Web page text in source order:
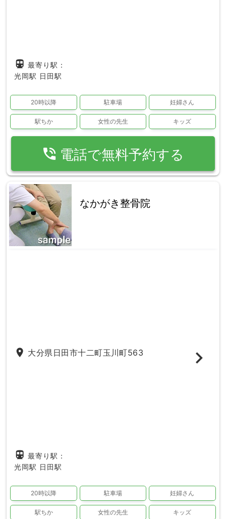
directions_subway 最寄り駅：
光岡駅 日田駅
20時以降 駐車場 妊婦さん
駅ちか 女性の先生 キッズ
phone_in_talk 電話で無料予約する
なかがき整骨院
place 大分県日田市十二町玉川町563
directions_subway 最寄り駅：
光岡駅 日田駅
20時以降 駐車場 妊婦さん
駅ちか 女性の先生 キッズ